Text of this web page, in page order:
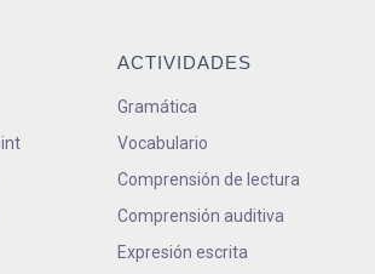
ACTIVIDADES
Gramática
Vocabulario
Comprensión de lectura
Comprensión auditiva
Expresión escrita